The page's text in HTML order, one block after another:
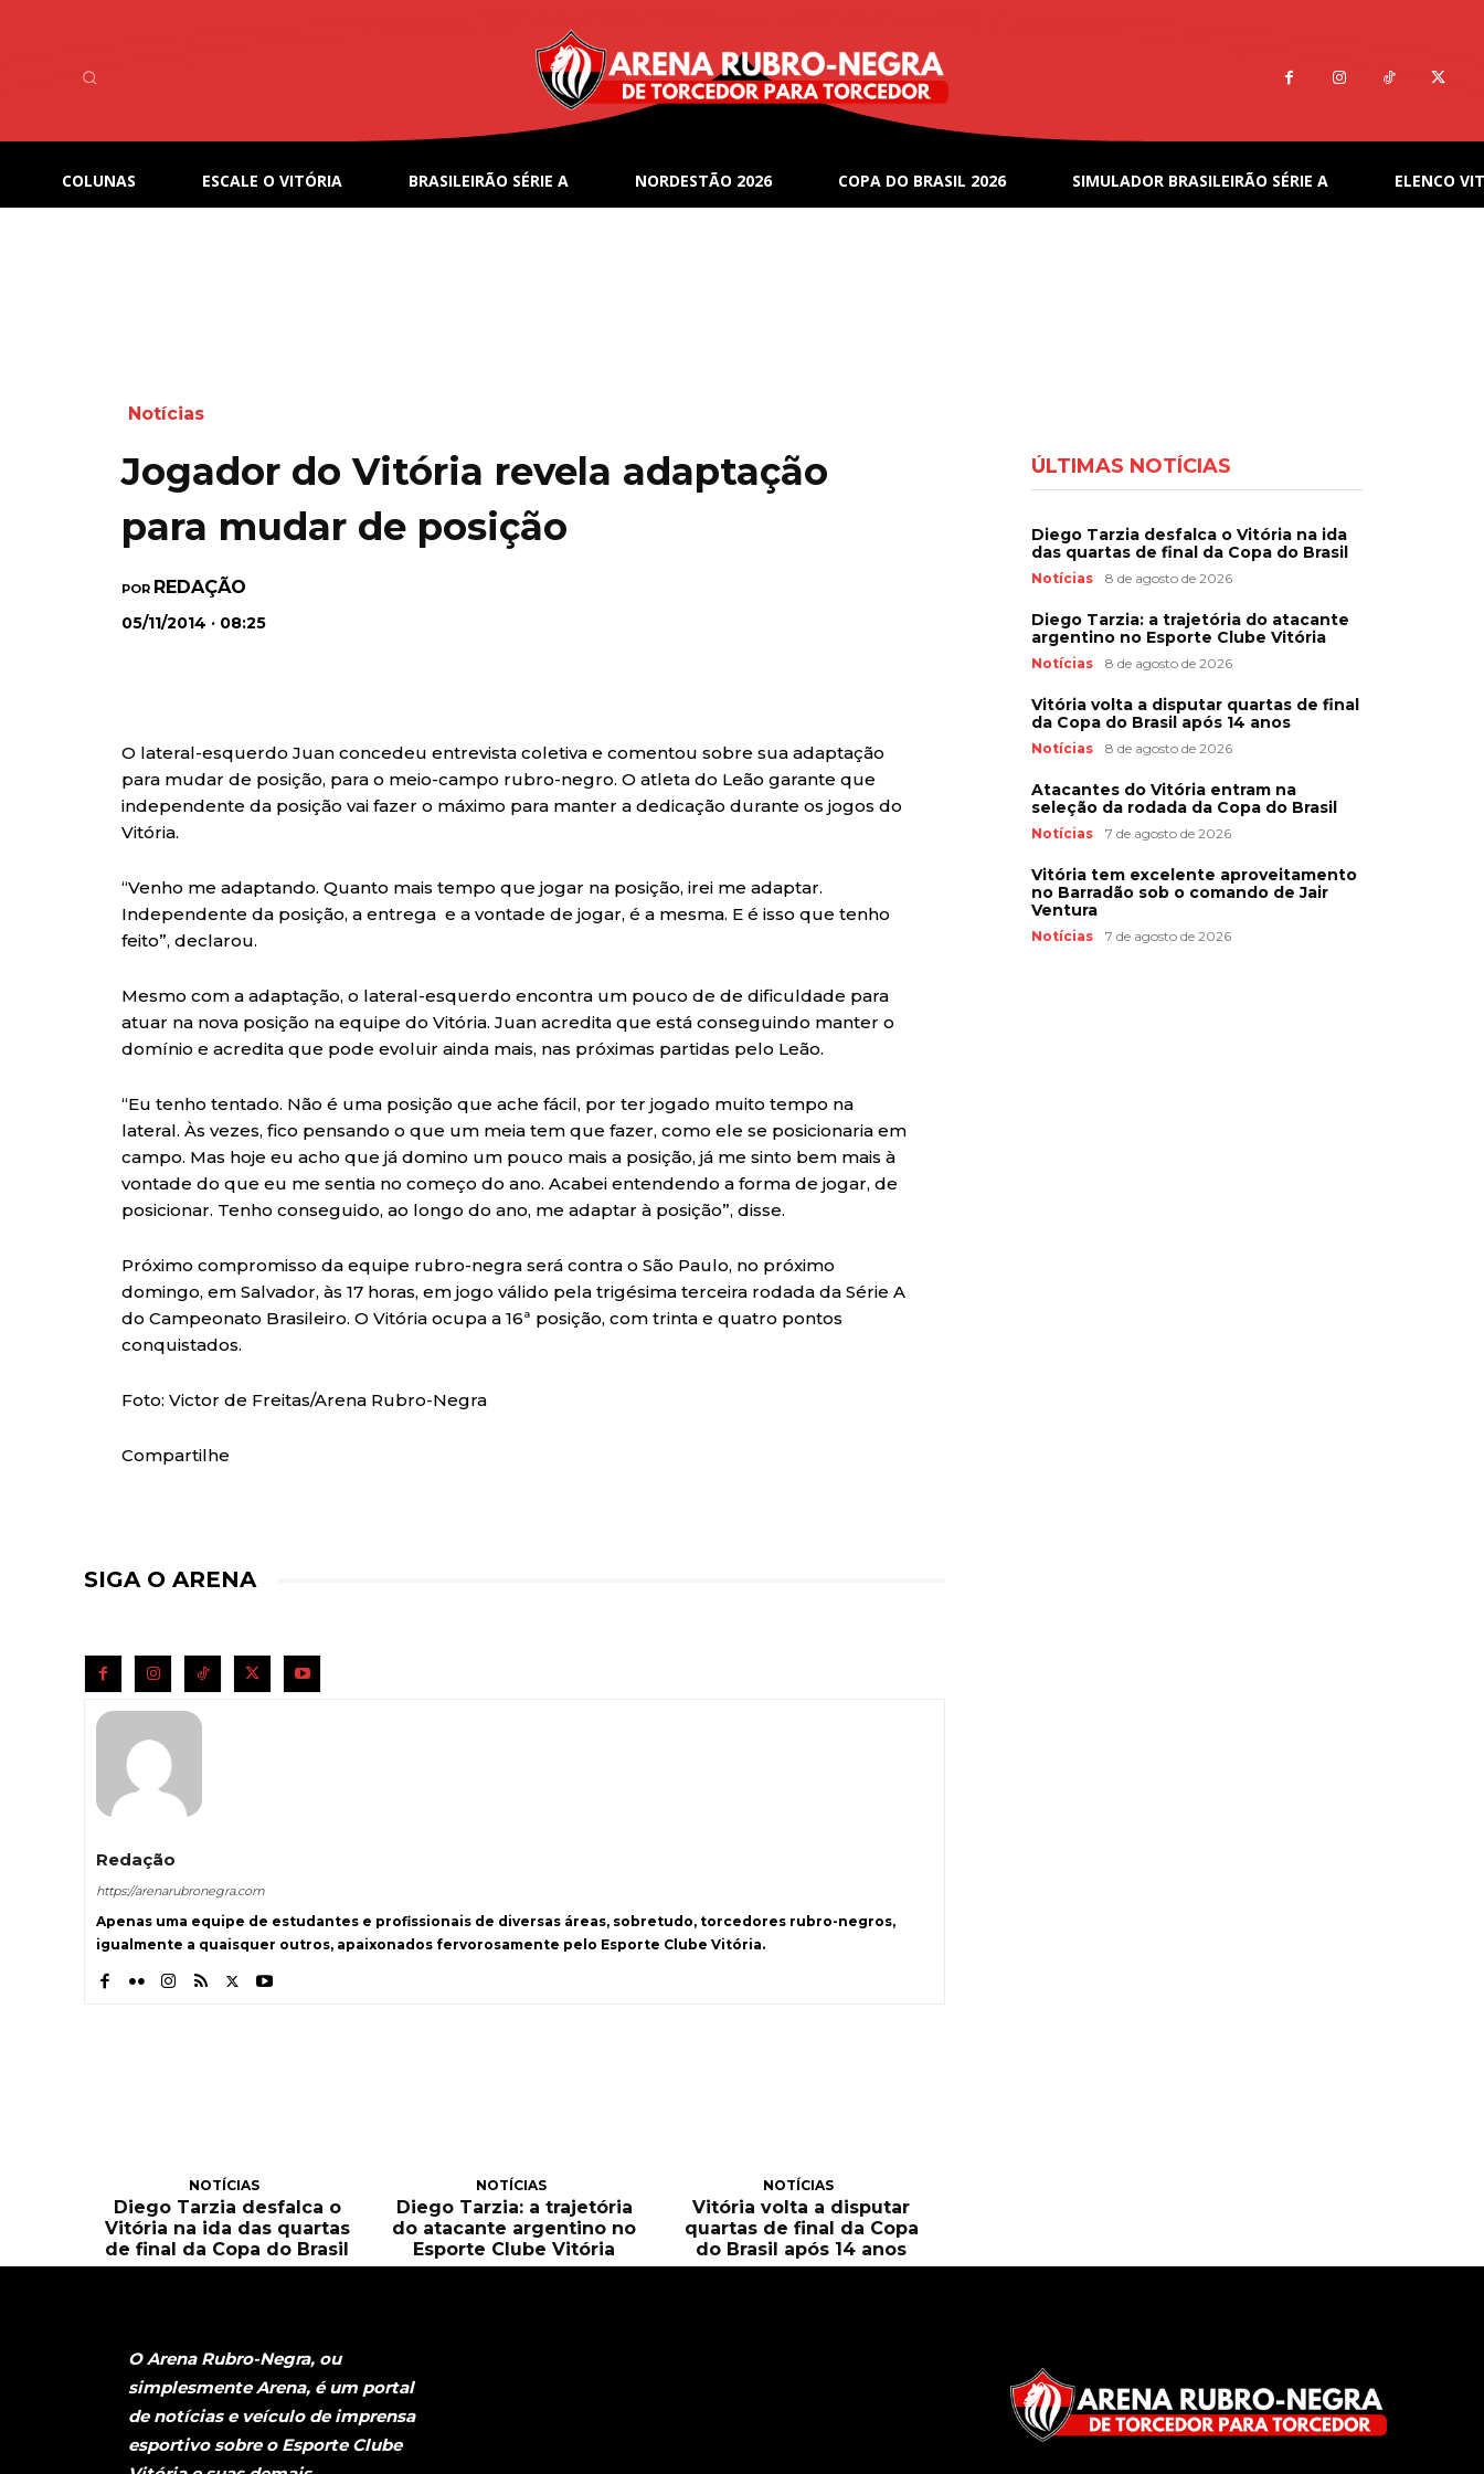
COLUNAS ESCALE O VITÓRIA BRASILEIRÃO SÉRIE A NORDESTÃO 2026 COPA DO BRASIL 2026 SIMULADOR BRASILEIRÃO SÉRIE A ELENCO
Notícias
Jogador do Vitória revela adaptação
para mudar de posição
POR REDAÇÃO
05/11/2014 · 08:25
O lateral-esquerdo Juan concedeu entrevista coletiva e comentou sobre sua adaptação
para mudar de posição, para o meio-campo rubro-negro. O atleta do Leão garante que
independente da posição vai fazer o máximo para manter a dedicação durante os jogos do
Vitória.
“Venho me adaptando. Quanto mais tempo que jogar na posição, irei me adaptar.
Independente da posição, a entrega e a vontade de jogar, é a mesma. E é isso que tenho
feito”, declarou.
Mesmo com a adaptação, o lateral-esquerdo encontra um pouco de de dificuldade para
atuar na nova posição na equipe do Vitória. Juan acredita que está conseguindo manter o
domínio e acredita que pode evoluir ainda mais, nas próximas partidas pelo Leão.
“Eu tenho tentado. Não é uma posição que ache fácil, por ter jogado muito tempo na
lateral. Às vezes, fico pensando o que um meia tem que fazer, como ele se posicionaria em
campo. Mas hoje eu acho que já domino um pouco mais a posição, já me sinto bem mais à
vontade do que eu me sentia no começo do ano. Acabei entendendo a forma de jogar, de
posicionar. Tenho conseguido, ao longo do ano, me adaptar à posição”, disse.
Próximo compromisso da equipe rubro-negra será contra o São Paulo, no próximo
domingo, em Salvador, às 17 horas, em jogo válido pela trigésima terceira rodada da Série A
do Campeonato Brasileiro. O Vitória ocupa a 16ª posição, com trinta e quatro pontos
conquistados.
Foto: Victor de Freitas/Arena Rubro-Negra
Compartilhe
SIGA O ARENA
Redação
https://arenarubronegra.com
Apenas uma equipe de estudantes e profissionais de diversas áreas, sobretudo, torcedores rubro-negros,
igualmente a quaisquer outros, apaixonados fervorosamente pelo Esporte Clube Vitória.
NOTÍCIAS
Diego Tarzia desfalca o
Vitória na ida das quartas
de final da Copa do Brasil
NOTÍCIAS
Diego Tarzia: a trajetória
do atacante argentino no
Esporte Clube Vitória
NOTÍCIAS
Vitória volta a disputar
quartas de final da Copa
do Brasil após 14 anos
ÚLTIMAS NOTÍCIAS
Diego Tarzia desfalca o Vitória na ida
das quartas de final da Copa do Brasil
Notícias 8 de agosto de 2026
Diego Tarzia: a trajetória do atacante
argentino no Esporte Clube Vitória
Notícias 8 de agosto de 2026
Vitória volta a disputar quartas de final
da Copa do Brasil após 14 anos
Notícias 8 de agosto de 2026
Atacantes do Vitória entram na
seleção da rodada da Copa do Brasil
Notícias 7 de agosto de 2026
Vitória tem excelente aproveitamento
no Barradão sob o comando de Jair
Ventura
Notícias 7 de agosto de 2026
O Arena Rubro-Negra, ou
simplesmente Arena, é um portal
de notícias e veículo de imprensa
esportivo sobre o Esporte Clube